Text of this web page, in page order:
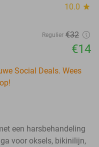
10.0 star
Regulier €32
€14
Social Deals. Wees
een harsbehandeling
voor oksels, bikinilijn,